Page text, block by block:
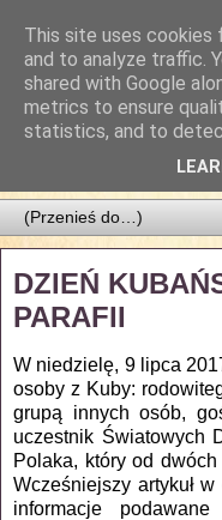
Parafia
Zbawiciela
PARAFIA
DZIEŃ
PARAFII
W niedzielę, 9 lipca
osoby z Kuby:
grupą innych osób,
uczestnik Światowych
Polaka, który od
Wcześniejszy artykuł
informacje
This site uses cookies
and to analyze traffic.
shared with Google
metrics to ensure
statistics, and to